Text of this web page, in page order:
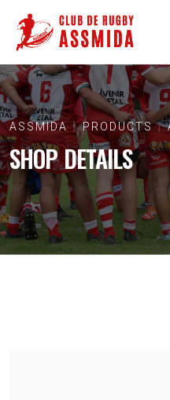
ASSMIDA PRODUCTS
SHOP DETAILS